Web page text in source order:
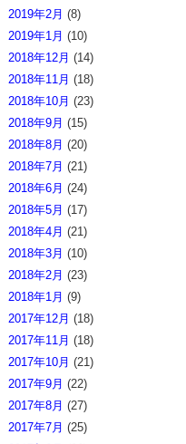
2019年2月 (8)
2019年1月 (10)
2018年12月 (14)
2018年11月 (18)
2018年10月 (23)
2018年9月 (15)
2018年8月 (20)
2018年7月 (21)
2018年6月 (24)
2018年5月 (17)
2018年4月 (21)
2018年3月 (10)
2018年2月 (23)
2018年1月 (9)
2017年12月 (18)
2017年11月 (18)
2017年10月 (21)
2017年9月 (22)
2017年8月 (27)
2017年7月 (25)